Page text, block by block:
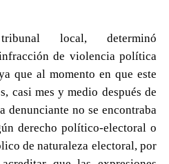
local, determinó
de violencia política
que al momento en que este
casi mes y medio después de
denunciante no se encontraba
derecho político-electoral o
de naturaleza electoral, por